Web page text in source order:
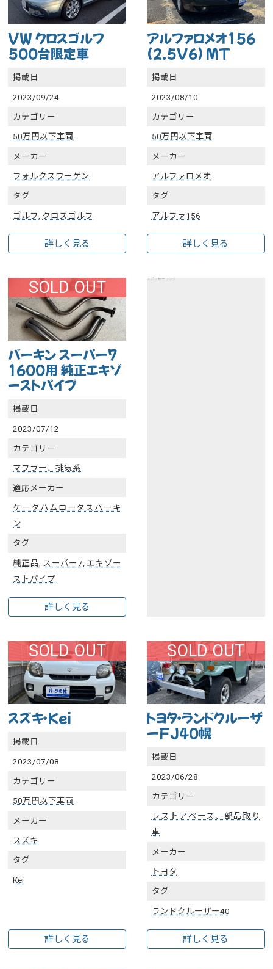
VW クロスゴルフ
500台限定車
掲載日
2023/09/24
カテゴリー
50万円以下車両
メーカー
フォルクスワーゲン
タグ
ゴルフ クロスゴルフ
詳しく見る
アルファロメオ156
(2.5V6) MT
掲載日
2023/08/10
カテゴリー
50万円以下車両
メーカー
アルファロメオ
タグ
アルファ156
詳しく見る
SOLD OUT
バーキン スーパー7
1600用 純正エキゾ
ーストパイプ
掲載日
2023/07/12
カテゴリー
マフラー、排気系
適応メーカー
ケータハム ロータス バーキ
ン
タグ
純正品 スーパー7 エキゾー
ストパイプ
詳しく見る
スポンサーリンク
SOLD OUT
スズキ・Kei
掲載日
2023/07/08
カテゴリー
50万円以下車両
メーカー
スズキ
タグ
Kei
詳しく見る
SOLD OUT
トヨタ・ランドクルーザ
ーFJ40幌
掲載日
2023/06/28
カテゴリー
レストアベース、部品取り
車
メーカー
トヨタ
タグ
ランドクルーザー40
詳しく見る